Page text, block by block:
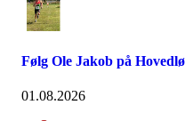
Følg Ole Jakob på
01.08.2026